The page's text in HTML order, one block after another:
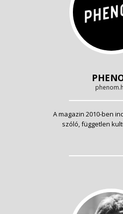
A magazin 2010-ben
szóló, független